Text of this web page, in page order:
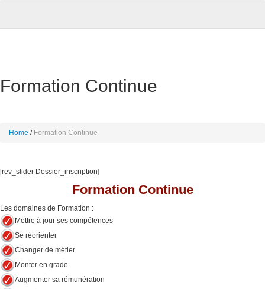
Formation Continue
Home Formation Continue
[rev_slider Dossier_inscription]
Formation Continue
Les domaines de Formation :
Mettre à jour ses compétences
Se réorienter
Changer de métier
Monter en grade
Augmenter sa rémunération